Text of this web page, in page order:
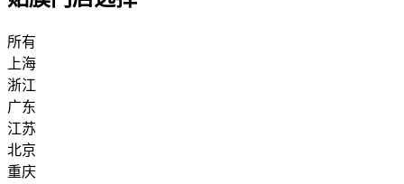
所有
上海
浙江
广东
江苏
北京
重庆